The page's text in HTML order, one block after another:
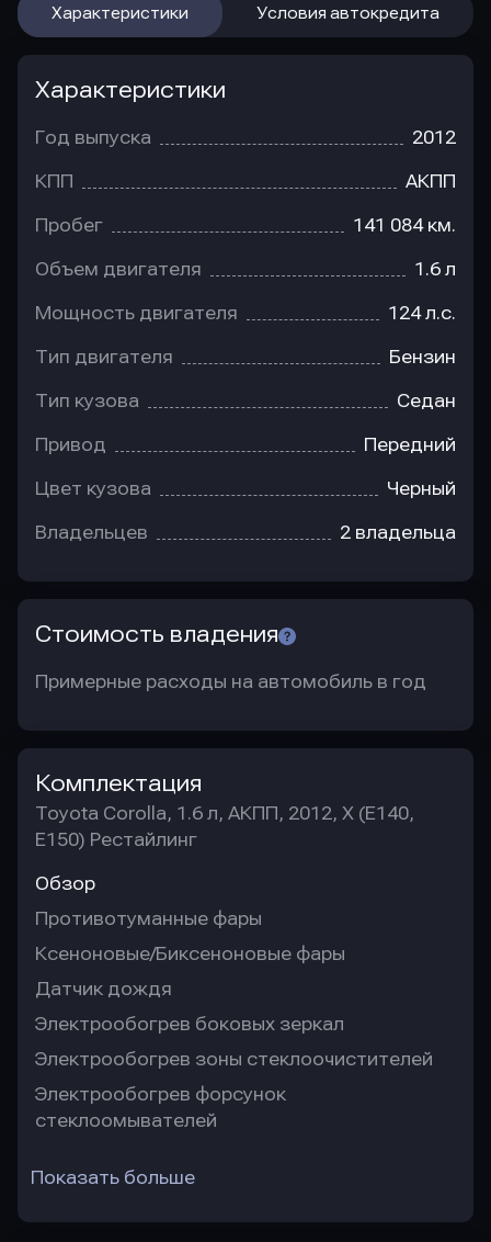
Характеристики Условия автокредита
Характеристики
Год выпуска 2012
КПП АКПП
Пробег 141 084 км.
Объем двигателя 1.6 л
Мощность двигателя 124 л.с.
Тип двигателя Бензин
Тип кузова Седан
Привод Передний
Цвет кузова Черный
Владельцев 2 владельца
Стоимость владения
Примерные расходы на автомобиль в год
Комплектация
Toyota Corolla, 1.6 л, АКПП, 2012, X (E140,
E150) Рестайлинг
Обзор
Противотуманные фары
Ксеноновые/Биксеноновые фары
Датчик дождя
Электрообогрев боковых зеркал
Электрообогрев зоны стеклоочистителей
Электрообогрев форсунок
стеклоомывателей
Показать больше